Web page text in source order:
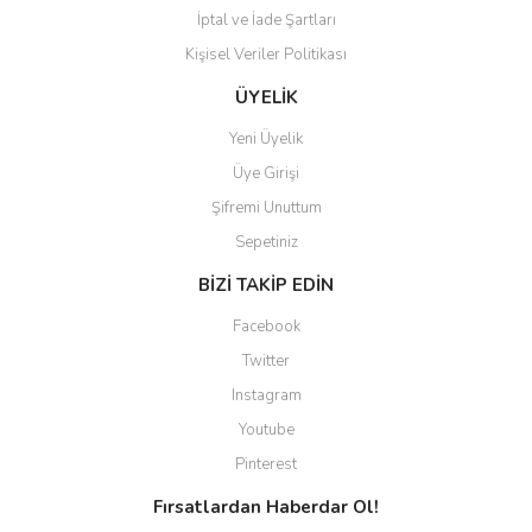
Gönder
İptal ve İade Şartları
Kişisel Veriler Politikası
ÜYELİK
Yeni Üyelik
Üye Girişi
Şifremi Unuttum
Sepetiniz
BİZİ TAKİP EDİN
Facebook
Twitter
Instagram
Youtube
Pinterest
Fırsatlardan Haberdar Ol!